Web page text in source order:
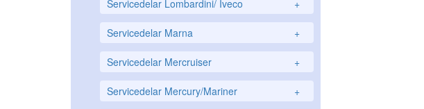
Servicedelar Lombardini/ Iveco +
Servicedelar Marna +
Servicedelar Mercruiser +
Servicedelar Mercury/Mariner +